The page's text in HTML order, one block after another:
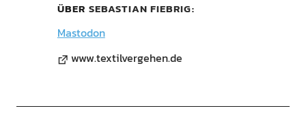
ÜBER SEBASTIAN FIEBRIG
Mastodon
www.textilvergehen.de